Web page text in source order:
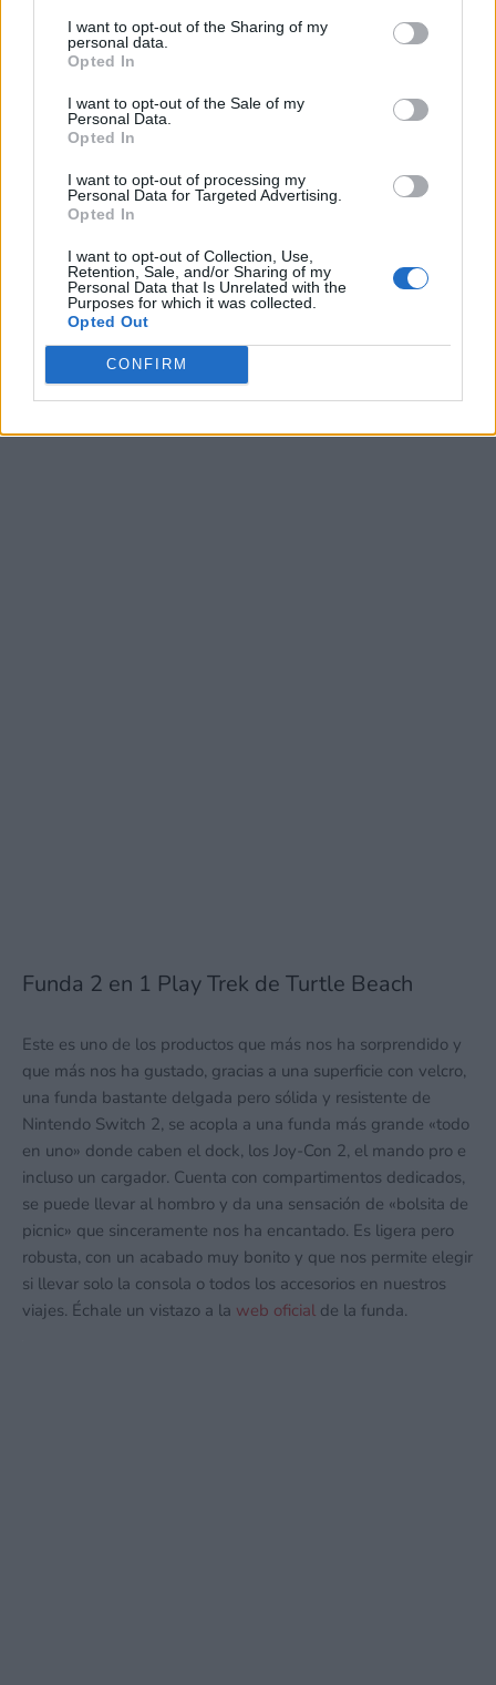
recopilación y uso de datos en nuestra Política de
Privacidad.
terceros por nuestra parte, utilice la siguiente opción de
exclusión y confirme su selección. Tenga en cuenta que
después de que se procese su solicitud de exclusión, es
posible que continúe viendo anuncios basados en intereses
basados en la información personal utilizada por nosotros o
en información personal divulgada a terceros antes de su
Puede optar por no participar en la divulgación adicional de
su información personal por parte de terceros en la Lista de
participantes intermedios de la IAB.
I want to opt-out of the Sharing of my
personal data.
Opted In
I want to opt-out of the Sale of my
Personal Data.
Opted In
I want to opt-out of processing my
Personal Data for Targeted Advertising.
Opted In
I want to opt-out of Collection, Use,
Retention, Sale, and/or Sharing of my
Personal Data that Is Unrelated with the
Purposes for which it was collected.
Opted Out
CONFIRM
Funda 2 en 1 Play Trek de Turtle Beach
Este es uno de los productos que más nos ha sorprendido y
que más nos ha gustado, gracias a una superficie con velcro,
una funda bastante delgada pero sólida y resistente de
Nintendo Switch 2, se acopla a una funda más grande «todo
en uno» donde caben el dock, los Joy-Con 2, el mando pro e
incluso un cargador. Cuenta con compartimentos dedicados,
se puede llevar al hombro y da una sensación de «bolsita de
picnic» que sinceramente nos ha encantado. Es ligera pero
robusta, con un acabado muy bonito y que nos permite elegir
si llevar solo la consola o todos los accesorios en nuestros
viajes. Échale un vistazo a la web oficial de la funda.